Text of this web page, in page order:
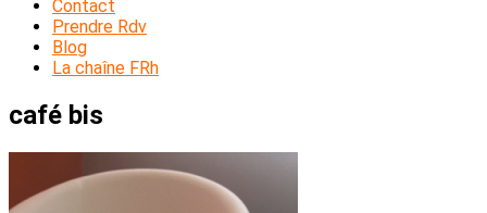
Contact
Prendre Rdv
Blog
La chaîne FRh
café bis